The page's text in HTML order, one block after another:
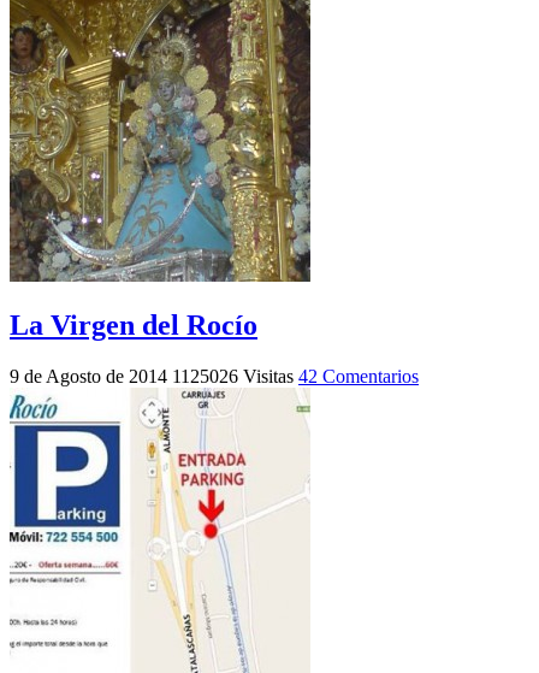
La Virgen del Rocío
9 de Agosto de 2014 1125026 Visitas 42 Comentarios